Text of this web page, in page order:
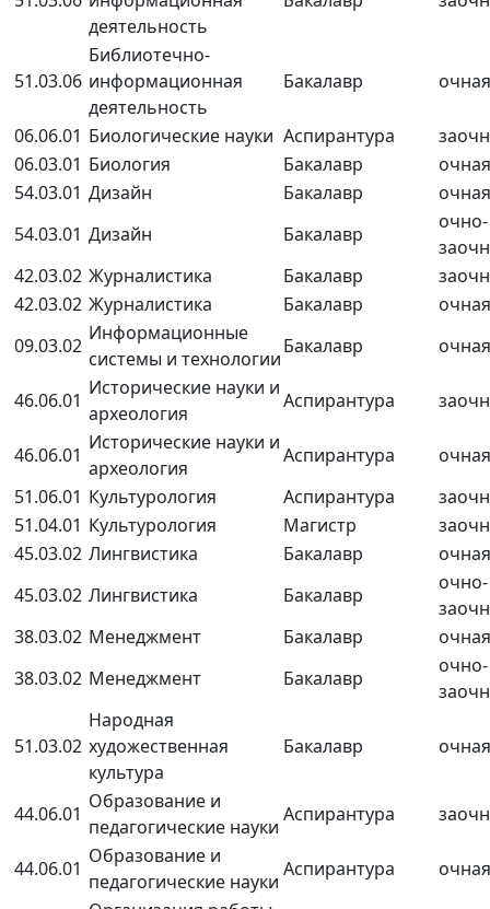
деятельность
51.03.06
Библиотечно-
информационная
деятельность
Бакалавр очная
06.06.01 Биологические науки Аспирантура
06.03.01 Биология Бакалавр
очная
54.03.01 Дизайн Бакалавр
очная
54.03.01 Дизайн Бакалавр
очно-
42.03.02 Журналистика Бакалавр
42.03.02 Журналистика Бакалавр
очная
09.03.02
Информационные
системы и технологии
Бакалавр очная
46.06.01
Исторические науки и
археология
Аспирантура
46.06.01
Исторические науки и
археология
Аспирантура
очная
51.06.01 Культурология Аспирантура
51.04.01 Культурология Магистр
45.03.02 Лингвистика Бакалавр
очная
45.03.02 Лингвистика Бакалавр
очно-
38.03.02 Менеджмент Бакалавр
очная
38.03.02 Менеджмент Бакалавр
очно-
51.03.02
Народная
художественная
культура
Бакалавр очная
44.06.01
Образование и
педагогические науки
Аспирантура
44.06.01
Образование и
педагогические науки
Аспирантура
очная